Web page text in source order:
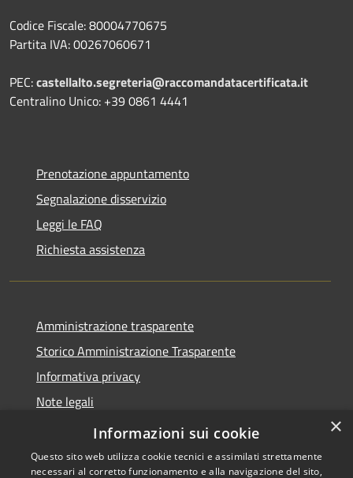
Codice Fiscale: 80004770675
Partita IVA: 00267060671
PEC:castellalto.segreteria@raccomandatacertificata.it
Centralino Unico: +39 0861 4441
Prenotazione appuntamento
Segnalazione disservizio
Leggi le FAQ
Richiesta assistenza
Amministrazione trasparente
Storico Amministrazione Trasparente
Informativa privacy
Note legali
Dichiarazione di accessibilità
×
Informazioni sui cookie
Questo sito web utilizza cookie tecnici e assimilati strettamente
necessari al corretto funzionamento e alla navigazione del sito,